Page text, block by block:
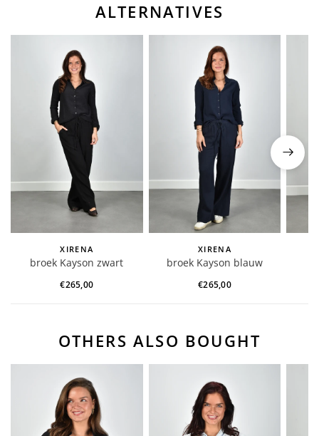
ALTERNATIVES
XIRENA
broek Kayson zwart
€265,00
XIRENA
broek Kayson blauw
€265,00
OTHERS ALSO BOUGHT